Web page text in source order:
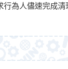
行為人儘速完成